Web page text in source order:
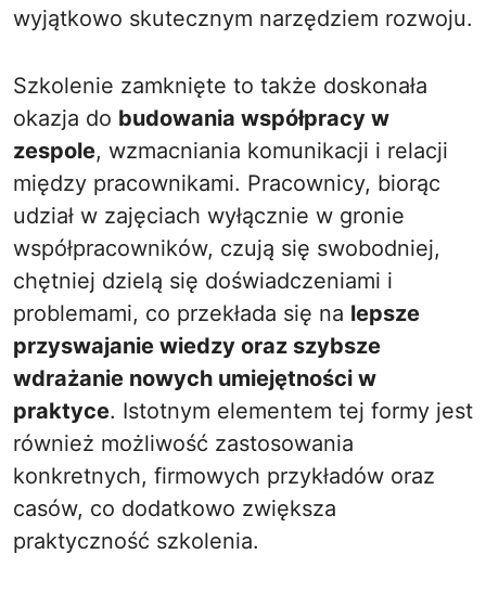
wyjątkowo skutecznym narzędziem rozwoju.
Szkolenie zamknięte to także doskonała
okazja do budowania współpracy w
zespole, wzmacniania komunikacji i relacji
między pracownikami. Pracownicy, biorąc
udział w zajęciach wyłącznie w gronie
współpracowników, czują się swobodniej,
chętniej dzielą się doświadczeniami i
problemami, co przekłada się na lepsze
przyswajanie wiedzy oraz szybsze
wdrażanie nowych umiejętności w
praktyce. Istotnym elementem tej formy jest
również możliwość zastosowania
konkretnych, firmowych przykładów oraz
casów, co dodatkowo zwiększa
praktyczność szkolenia.